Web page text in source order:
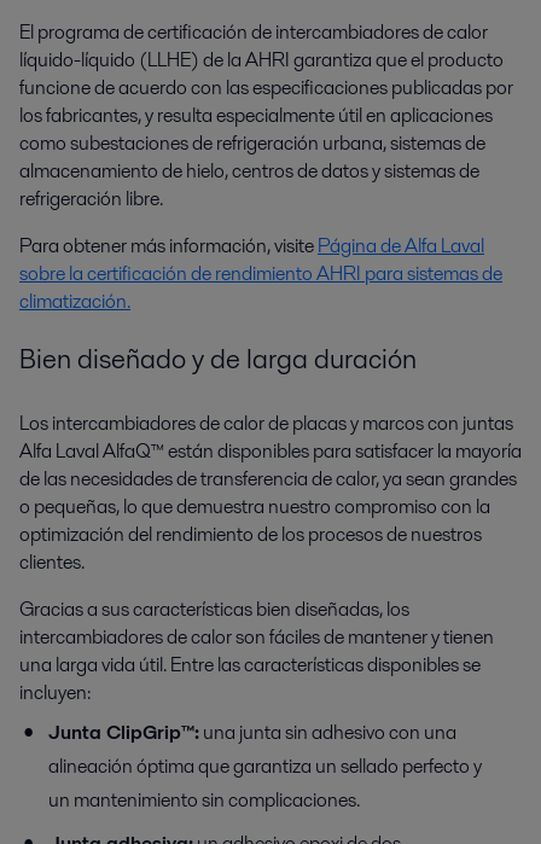
El programa de certificación de intercambiadores de calor
líquido-líquido (LLHE) de la AHRI garantiza que el producto
funcione de acuerdo con las especificaciones publicadas por
los fabricantes, y resulta especialmente útil en aplicaciones
como subestaciones de refrigeración urbana, sistemas de
almacenamiento de hielo, centros de datos y sistemas de
refrigeración libre.
Para obtener más información, visitePágina de Alfa Laval
sobre la certificación de rendimiento AHRI para sistemas de
climatización.
Bien diseñado y de larga duración
Los intercambiadores de calor de placas y marcos con juntas
Alfa Laval AlfaQ™ están disponibles para satisfacer la mayoría
de las necesidades de transferencia de calor, ya sean grandes
o pequeñas, lo que demuestra nuestro compromiso con la
optimización del rendimiento de los procesos de nuestros
clientes.
Gracias a sus características bien diseñadas, los
intercambiadores de calor son fáciles de mantener y tienen
una larga vida útil. Entre las características disponibles se
incluyen:
Junta ClipGrip™:una junta sin adhesivo con una
alineación óptima que garantiza un sellado perfecto y
un mantenimiento sin complicaciones.